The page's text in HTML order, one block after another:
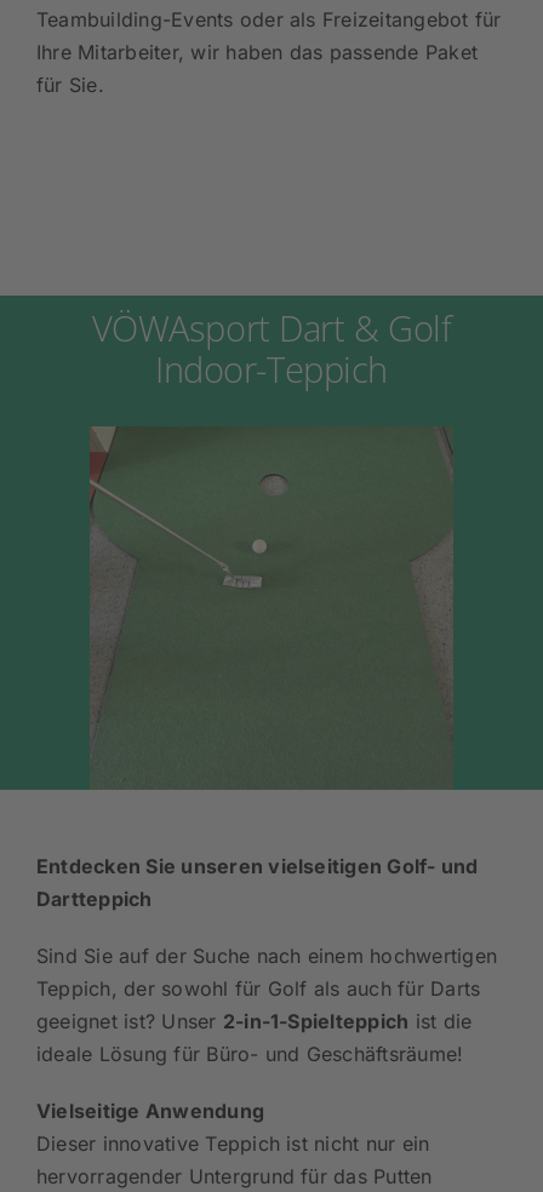
Teambuilding-Events oder als Freizeitangebot für
Ihre Mitarbeiter, wir haben das passende Paket
für Sie.
VÖWAsport Dart & Golf
Indoor-Teppich
Entdecken Sie unseren vielseitigen Golf- und
Dartteppich
Sind Sie auf der Suche nach einem hochwertigen
Teppich, der sowohl für Golf als auch für Darts
geeignet ist? Unser 2-in-1-Spielteppich ist die
ideale Lösung für Büro- und Geschäftsräume!
Vielseitige Anwendung
Dieser innovative Teppich ist nicht nur ein
hervorragender Untergrund für das Putten